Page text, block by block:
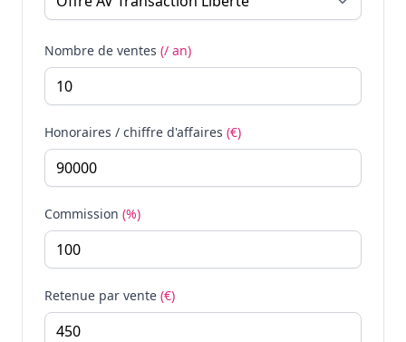
Nombre de ventes (/ an)
Honoraires / chiffre d'affaires (€)
Commission (%)
Retenue par vente (€)